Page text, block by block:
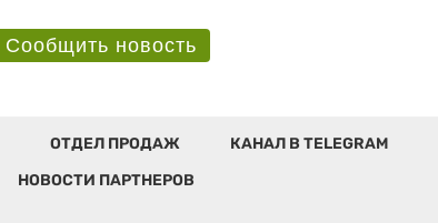
Сообщить новость
ОТДЕЛ ПРОДАЖ КАНАЛ В TELEGRAM
НОВОСТИ ПАРТНЕРОВ